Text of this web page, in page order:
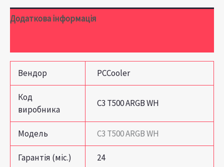
Додаткова інформація
Вендор PCCooler
Код
виробника
C3 T500 ARGB WH
Модель C3 T500 ARGB WH
Гарантія (міс.) 24